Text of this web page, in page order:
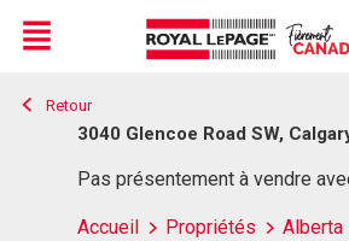
Live
En Direct
Menu
Retour
3040 Glencoe Road SW,
Pas présentement à vendre
Accueil Propriétés Alberta